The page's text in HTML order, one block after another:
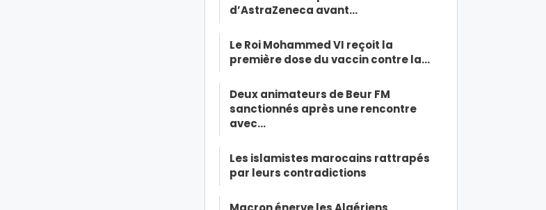
d’AstraZeneca avant…
Le Roi Mohammed VI reçoit la
première dose du vaccin contre la…
Deux animateurs de Beur FM
sanctionnés après une rencontre
avec…
Les islamistes marocains rattrapés
par leurs contradictions